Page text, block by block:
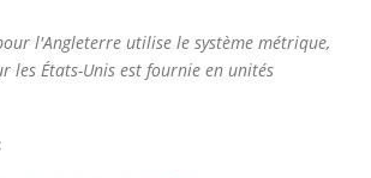
l'Angleterre utilise le système métrique,
les États-Unis est fournie en unités